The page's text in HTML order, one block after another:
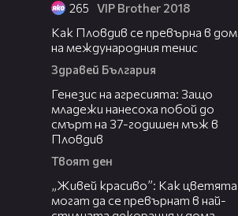
265 VIP Brother 2018
Как Пловдив се превърна в дом
на международния тенис
Здравей България
Генезис на агресията: Защо
младежи нанесоха побой до
смърт на 37-годишен мъж в
Пловдив
Твоят ден
„Живей красиво”: Как цветята
могат да се превърнат в най-